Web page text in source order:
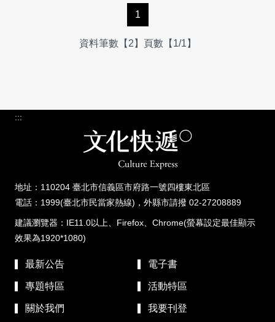
1
資料筆數【2】頁數【1/1】
:::
地址：110204 臺北市信義區市府路一號四樓東北區
電話：1999(臺北市民當家熱線)，外縣市請撥 02-27208889
建議瀏覽器：IE11.0以上、Firefox、Chrome(螢幕設定最佳顯示
效果為1920*1080)
最新公告 電子書
專題特區 活動特區
關於我們 我要刊登